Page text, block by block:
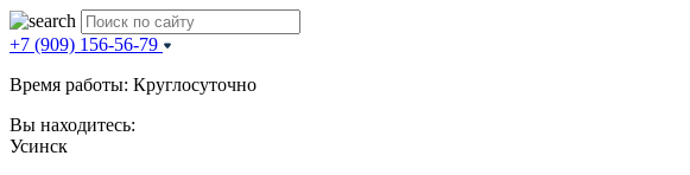
+7 (909) 156-56-79
Время работы: Круглосуточно
Вы находитесь:
Усинск